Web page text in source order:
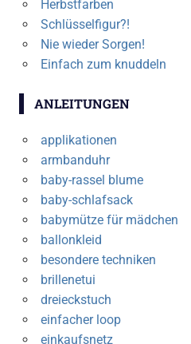
Herbstfarben
Schlüsselfigur?!
Nie wieder Sorgen!
Einfach zum knuddeln
ANLEITUNGEN
applikationen
armbanduhr
baby-rassel blume
baby-schlafsack
babymütze für mädchen
ballonkleid
besondere techniken
brillenetui
dreieckstuch
einfacher loop
einkaufsnetz